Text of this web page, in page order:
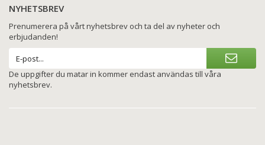
NYHETSBREV
Prenumerera på vårt nyhetsbrev och ta del av nyheter och
erbjudanden!
De uppgifter du matar in kommer endast användas till våra
nyhetsbrev.